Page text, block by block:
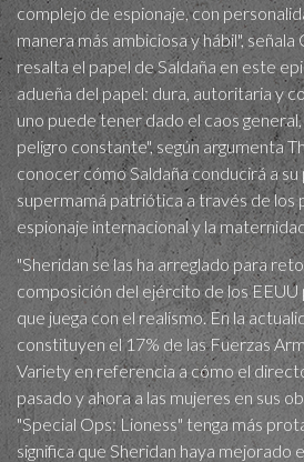
complejo de espionaje, con
manera más ambiciosa y hábil", señala
resalta el papel de Saldaña en este
adueña del papel: dura, autoritaria y
uno puede tener dado el caos
peligro constante", según argumenta
conocer cómo Saldaña conducirá a
supermamá patriótica a través de los
espionaje internacional y la
"Sheridan se las ha arreglado para
composición del ejército de los EEUU
que juega con el realismo. En la
constituyen el 17% de las Fuerzas
Variety en referencia a cómo el
pasado y ahora a las mujeres en sus
"Special Ops: Lioness" tenga más
significa que Sheridan haya mejorado